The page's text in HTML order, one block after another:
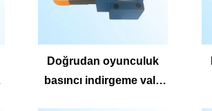
Doğrudan oyunculuk
basıncı indirgeme valfi